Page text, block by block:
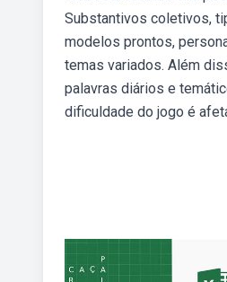
Substantivos coletivos,
modelos prontos,
temas variados. Além
palavras diários e
dificuldade do jogo é